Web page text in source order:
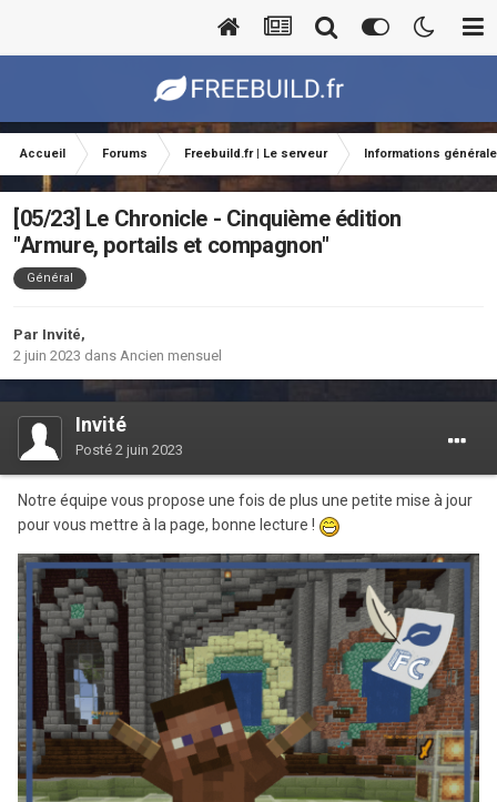
Accueil Forums Freebuild.fr | Le serveur Informations
[05/23] Le Chronicle - Cinquième édition
"Armure, portails et compagnon"
Général
Par Invité,
2 juin 2023 dans Ancien mensuel
Invité
Posté 2 juin 2023
Notre équipe vous propose une fois de plus une petite mise à jour
pour vous mettre à la page, bonne lecture !